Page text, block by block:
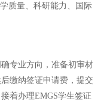
质量、科研能力、国际
专业方向，准备初审材
缴纳签证申请费，提交
着办理EMGS学生签证